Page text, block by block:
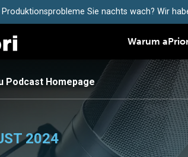
Produktionsprobleme Sie nachts wach? Wir
Warum
Podcast Homepage
2024